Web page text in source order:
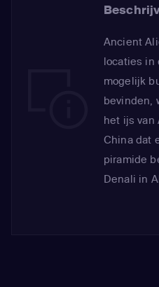
Ancient
locaties in
mogelijk
bevinden,
het ijs van
China dat
piramide
Denali in